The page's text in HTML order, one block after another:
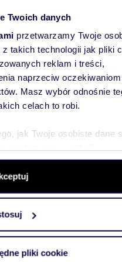
Twoich danych
przetwarzamy Twoje
takich technologii jak pliki
reklam i treści,
naprzeciw oczekiwaniom
Masz wybór odnośnie
celach to robi.
jak Twoje osobiste dane
cookie możesz zmienić
chwili.
i analizować ruch w
z naszej witryny,
te informacje z
pliki cookie
26,70
365